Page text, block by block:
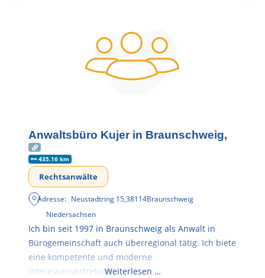
Anwaltsbüro Kujer in Braunschweig,
435.16 km
Rechtsanwälte
Adresse: Neustadtring 15,38114Braunschweig
Niedersachsen
Ich bin seit 1997 in Braunschweig als Anwalt in
Bürogemeinschaft auch überregional tätig. Ich biete
eine kompetente und moderne
Interessenvertretung,Weiterlesen …